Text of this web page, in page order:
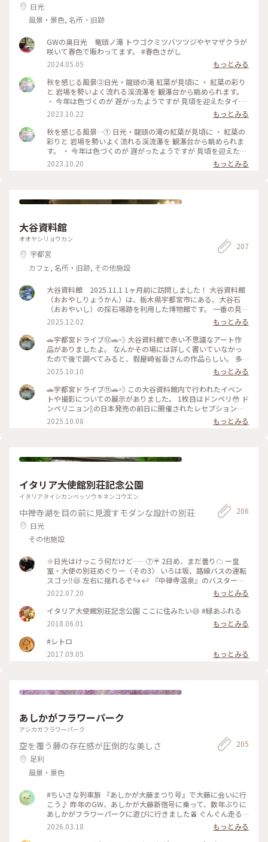
日光
風景・景色, 名所・旧跡
GWの奥日光 竜頭ノ滝 トウゴクミツバツツジやヤマザクラが
咲いて春色で賑わってます。 #春色さがし
2024.05.05
もっとみる
秋を感じる風景②日光・龍頭の滝 紅葉が見頃に ・ 紅葉の彩り
と 岩場を勢いよく流れる渓流瀑を 観瀑台から眺められます。
・ 今年は色づくのが 遅がったようですが 見頃を迎えたタイミ
ングで 訪れることが出来て 良かったです。 #私のことりっぷ
旅 #秋さんぽ #日光 #紅葉 #日光旅 #龍頭の滝#奥日光#日光紅
葉#奥日光紅葉
2023.10.22
もっとみる
秋を感じる風景…① 日光・龍頭の滝の紅葉が見頃に ・ 紅葉の
彩りと 岩場を勢いよく流れる渓流瀑を 観瀑台から眺められま
す。 ・ 今年は色づくのが 遅がったようですが 見頃を迎えたタ
イミングで 訪れることが出来て 良かったです。 2023.10.19 #
私のことりっぷ旅 #秋さんぽ #日光#日光旅 #龍頭の滝#紅葉#
2023.10.20 もっとみる
大谷資料館
オオヤシリョウカン
宇都宮
カフェ, 名所・旧跡, その他施設
207
大谷資料館 2025.11.1 1ヶ月前に訪問しました！ 大谷資料館
（おおやしりょうかん）は、栃木県宇都宮市にある、大谷石
（おおやいし）の採石場跡を利用した博物館です。 一番の見ど
ころは、地下に広がる巨大な採掘場跡です。 • 規模: 広さ約2万
平方メートル、深さは平均で地下30メートルにも及びます。ま
るで地下神殿やピラミッドの内部のような、幻想的で圧倒的な
空間です。 • 温度: 年間を通して平均気温が8℃前後と低く、夏
でも涼しいです（訪問の際は上着があると良いでしょう）。 •
歴史: 大谷石の採掘の歴史や、手掘り時代から機械化への変遷
などを知ることができます。 • 活用: その独特の雰囲気から、
映画やドラマ、プロモーションビデオの撮影場所としてよく使
われるほか、コンサートやイベント会場としても利用されてい
ます。 るろうに剣心の撮影も行われたようです。 想像以上に
迫力がある場所でした^ ^ 行って良かったー！
2025.12.02
もっとみる
🚗宇都宮ドライブ⑫🚗💨 大谷資料館で赤い不思議なアート作
品がありましたよ。 なんかその場には詳しく書いていなかっ
たので後で調べてみると、假屋崎省吾さんの作品らしい。 多
分10年くらい前に飾られたもの。 美しかったですが、もう少
し詳細がわかるようにしてくれてもいいのにね…って少し思い
ました😟 この空間の雰囲気に合ったアート作品でしたよ✨✨
通路に置いてある照明💡のカバーも大谷石で作られているよう
でとても素敵でした☺️✨✨ . 大谷資料館はここまで☺️ .
2025.09.23 . #ドライブ #みきちのドライブ #宇都宮 #大谷石 #
秋の装い #アート
2025.10.10
もっとみる
🚗宇都宮ドライブ⑪🚗💨 この大谷資料館内で行われたイベン
トや撮影についての展示がありました。 1枚目はドンペリ😳 ド
ンペリニョン🍾の日本発売の前日に開催されたレセプションで
のフォトセッション用のエンブレムだそう。🥂 . その他見なが
ら 勇者ヨシヒコだ❣️ とか、 翔んで埼玉だ❣️ とか言いながら楽
2025.10.08 もっとみる
イタリア大使館別荘記念公園
イタリアタイシカンベッソウキネンコウエン
中禅寺湖を目の前に見渡すモダンな設計の別荘
日光
その他施設
206
🌞日光はけっこう何だけど……⑦☔️ 2日め、まだ曇り☁️ ー皇
室・大使の別荘めぐりー〈その3〉 いろは坂、路線バスの運転
スゴッ‼️😆 左右に揺れるぞ↪️↩️ 『中禅寺温泉』のバスターミ
ナルで降りると、あっちにバスが停まっている。 ウッソー😆
これから向かう場所の最寄り🚏🚌に行くバスじゃん‼️ １日４本
しかないバスだよ😆💕ラッキー 【イタリア大使館別荘記念公
園】 ここね……『新美の巨人たち』の放映を見て来たかったん
ですよ😆 昭和3年にイタリア大使館の別荘としてたてられ、平
成9年まで使われていたそうです。 外観も素敵なのだけど、中
の天井も凝っていてね……調度品も素敵💖 椅子に座って中禅寺
湖を眺めていたら心が和むよ〰️💕 たぶん、今日のような曇り
景色 #アントニンレーモンド
2022.07.20
もっとみる
イタリア大使館別荘記念公園 ここに住みたい😅 #緑あふれる
2018.06.01
もっとみる
#レトロ
2017.09.05
もっとみる
あしかがフラワーパーク
アシカガフラワーパーク
空を覆う藤の存在感が圧倒的な美しさ
足利
風景・景色
205
#ちいさな列車旅 『あしかが大藤まつり号』で大藤に会いに行
こう♪ 昨年のGW、あしかが大藤新宿号に乗って、数年ぶりに
あしかがフラワーパークに遊びに行きました🚈 ぐんぐん走る
特急は渡良瀬川を越え、列車の窓一面に田園風景や新緑の美し
い景色を楽しめます。 最寄り駅はあしかがフラワーパーク駅。
2026.03.18
もっとみる